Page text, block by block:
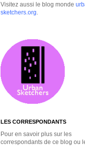
Visitez aussi le blog monde
sketchers.org
LES CORRESPONDANTS
Pour en savoir plus sur les
correspondants de ce blog ou